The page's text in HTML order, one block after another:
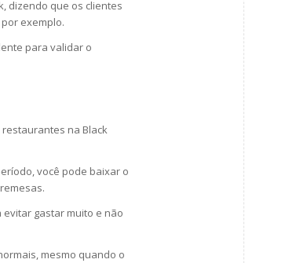
dizendo que os clientes
exemplo.
para validar o
na Black
você pode baixar o
gastar muito e não
mesmo quando o